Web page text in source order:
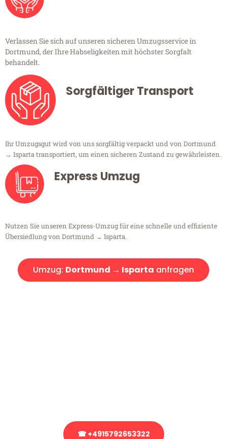
Verlassen Sie sich auf unseren sicheren Umzugsservice in
Dortmund, der Ihre Habseligkeiten mit höchster Sorgfalt
behandelt.
Sorgfältiger Transport
Ihr Umzugsgut wird von uns sorgfältig verpackt und von Dortmund
→ Isparta transportiert, um einen sicheren Zustand zu gewährleisten.
Express Umzug
Nutzen Sie unseren Express-Umzug für eine schnelle und effiziente
Übersiedlung von Dortmund → Isparta.
Umzug: Dortmund → Isparta anfragen
☎ +4915792653322